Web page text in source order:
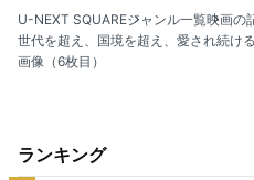
U-NEXT SQUAREジャンル一覧映画の
画像（6枚目）
ランキング